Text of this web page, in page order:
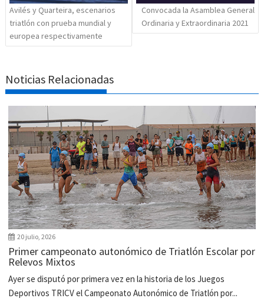
Avilés y Quarteira, escenarios
triatlón con prueba mundial y
europea respectivamente
Convocada la Asamblea General
Ordinaria y Extraordinaria 2021
Noticias Relacionadas
20 julio, 2026
Primer campeonato autonómico de Triatlón Escolar por
Relevos Mixtos
Ayer se disputó por primera vez en la historia de los Juegos
Deportivos TRICV el Campeonato Autonómico de Triatlón por...